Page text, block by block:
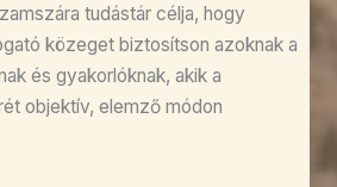
tudástár célja, hogy
közeget biztosítson azoknak a
és gyakorlóknak, akik a
objektív, elemző módon